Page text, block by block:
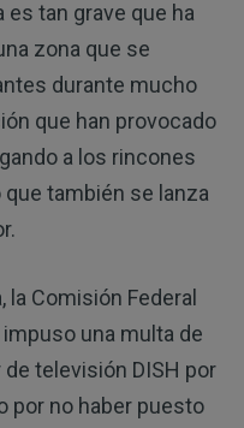
es tan grave que ha
zona que se
durante mucho
que han provocado
a los rincones
también se lanza
Comisión Federal
una multa de
televisión DISH por
por no haber puesto